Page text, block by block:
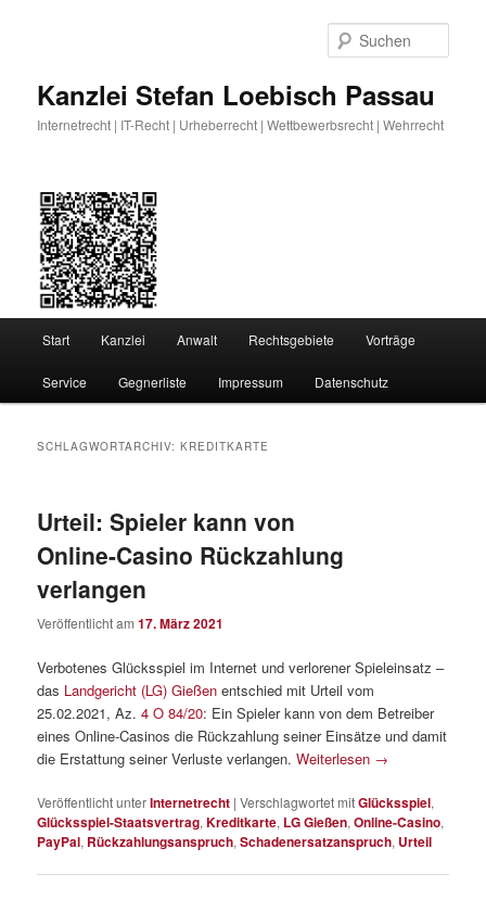
Kanzlei Stefan Loebisch Passau
Internetrecht | IT-Recht | Urheberrecht | Wettbewerbsrecht | Wehrrecht
Start Kanzlei Anwalt Rechtsgebiete Vorträge
Service Gegnerliste Impressum Datenschutz
SCHLAGWORTARCHIV:KREDITKARTE
Urteil: Spieler kann von
Online-Casino Rückzahlung
verlangen
Veröffentlicht am17. März 2021
Verbotenes Glücksspiel im Internet und verlorener Spieleinsatz –
das Landgericht (LG) Gießen entschied mit Urteil vom
25.02.2021, Az.4 O 84/20: Ein Spieler kann von dem Betreiber
eines Online-Casinos die Rückzahlung seiner Einsätze und damit
die Erstattung seiner Verluste verlangen.Weiterlesen →
Veröffentlicht unterInternetrecht |Verschlagwortet mitGlücksspiel,
Glücksspiel-Staatsvertrag,Kreditkarte, LG Gießen,Online-Casino,
PayPal, Rückzahlungsanspruch,Schadenersatzanspruch, Urteil